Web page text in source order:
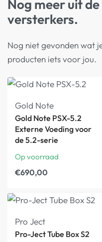
Nog meer uit
versterkers.
Nog niet gevonden wat
producten iets voor jou.
Gold Note
Gold Note PSX-5.2
Externe Voeding voor
de 5.2-serie
Op voorraad
€690,00
Pro Ject
Pro-Ject Tube Box S2